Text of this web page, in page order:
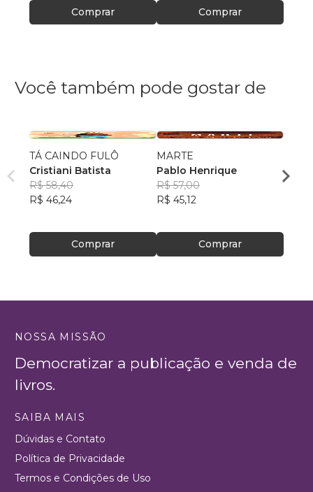
Comprar Comprar
Você também pode gostar de
TÁ CAINDO FULÔ
Cristiani Batista
R$ 58,40
R$ 46,24
Comprar
MARTE
Pablo Henrique
R$ 57,00
R$ 45,12
Comprar
R$
NOSSA MISSÃO
Democratizar a publicação e venda de
livros.
SAIBA MAIS
Dúvidas e Contato
Política de Privacidade
Termos e Condições de Uso